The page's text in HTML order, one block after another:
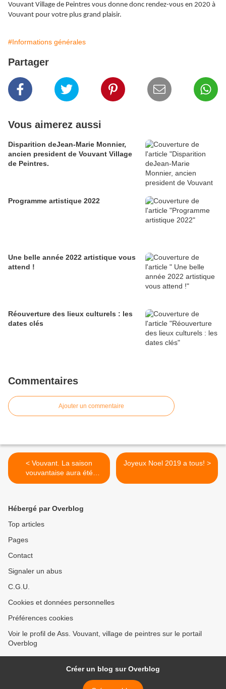
Vouvant Village de Peintres vous donne donc rendez-vous en 2020 à
Vouvant pour votre plus grand plaisir.
#Informations générales
Partager
Vous aimerez aussi
Disparition deJean-Marie Monnier,
ancien president de Vouvant Village
de Peintres.
Programme artistique 2022
Une belle année 2022 artistique vous
attend !
Réouverture des lieux culturels : les
dates clés
Commentaires
Ajouter un commentaire
< Vouvant. La saison
vouvantaise aura été
exceptionnelle
Joyeux Noel 2019 a tous! >
Hébergé par Overblog
Top articles
Pages
Contact
Signaler un abus
C.G.U.
Cookies et données personnelles
Préférences cookies
Voir le profil de Ass. Vouvant, village de peintres sur le portail
Overblog
Créer un blog sur Overblog